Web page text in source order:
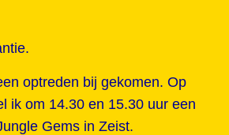
optreden bij gekomen. Op
ik om 14.30 en 15.30 uur een
Gems in Zeist.